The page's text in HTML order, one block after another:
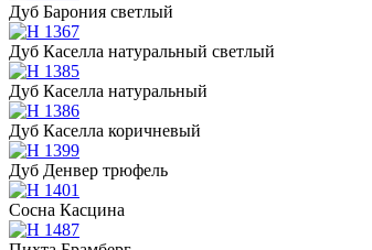
Дуб Барония светлый
Дуб Каселла натуральный светлый
Дуб Каселла натуральный
Дуб Каселла коричневый
Дуб Денвер трюфель
Сосна Касцина